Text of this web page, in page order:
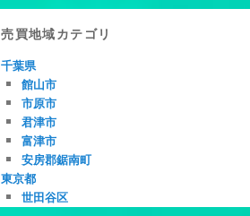
売買地域カテゴリ
千葉県
館山市
市原市
君津市
富津市
安房郡鋸南町
東京都
世田谷区